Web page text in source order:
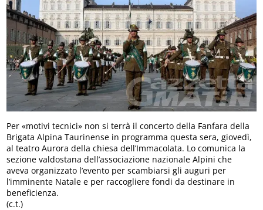
Per «motivi tecnici» non si terrà il concerto della Fanfara della
Brigata Alpina Taurinense in programma questa sera, giovedì,
al teatro Aurora della chiesa dell’Immacolata. Lo comunica la
sezione valdostana dell’associazione nazionale Alpini che
aveva organizzato l’evento per scambiarsi gli auguri per
l’imminente Natale e per raccogliere fondi da destinare in
beneficienza.
(c.t.)